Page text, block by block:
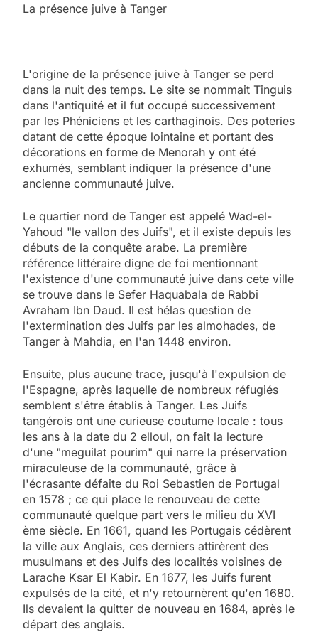
La présence juive à Tanger
L'origine de la présence juive à Tanger se perd
dans la nuit des temps. Le site se nommait Tinguis
dans l'antiquité et il fut occupé successivement
par les Phéniciens et les carthaginois. Des poteries
datant de cette époque lointaine et portant des
décorations en forme de Menorah y ont été
exhumés, semblant indiquer la présence d'une
ancienne communauté juive.
Le quartier nord de Tanger est appelé Wad-el-
Yahoud "le vallon des Juifs", et il existe depuis les
débuts de la conquête arabe. La première
référence littéraire digne de foi mentionnant
l'existence d'une communauté juive dans cete ville
se trouve dans le Sefer Haquabala de Rabbi
Avraham Ibn Daud. Il est hélas question de
l'extermination des Juifs par les almohades, de
Tanger à Mahdia, en l'an 1448 environ.
Ensuite, plus aucune trace, jusqu'à l'expulsion de
l'Espagne, après laquelle de nombreux réfugiés
semblent s'être établis à Tanger. Les Juifs
tangérois ont une curieuse coutume locale : tous
les ans à la date du 2 elloul, on fait la lecture
d'une "meguilat pourim" qui narre la préservation
miraculeuse de la communauté, grâce à
l'écrasante défaite du Roi Sebastien de Portugal
en 1578 ; ce qui place le renouveau de cette
communauté quelque part vers le milieu du XVI
ème siècle. En 1661, quand les Portugais cédèrent
la ville aux Anglais, ces derniers attirèrent des
musulmans et des Juifs des localités voisines de
Larache Ksar El Kabir. En 1677, les Juifs furent
expulsés de la cité, et n'y retournèrent qu'en 1680.
Ils devaient la quitter de nouveau en 1684, après le
départ des anglais.